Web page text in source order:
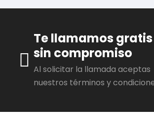
Te llamamos
sin compromiso
Al solicitar la llamada aceptas
nuestros términos y